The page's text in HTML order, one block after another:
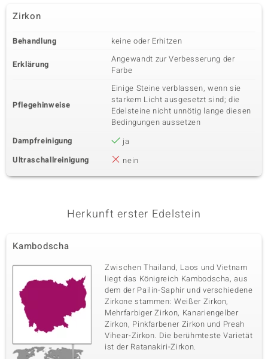
Zirkon
Behandlung keine oder Erhitzen
Erklärung
Angewandt zur Verbesserung der
Farbe
Pflegehinweise
Einige Steine verblassen, wenn sie
starkem Licht ausgesetzt sind; die
Edelsteine nicht unnötig lange diesen
Bedingungen aussetzen
Dampfreinigung
ja
Ultraschallreinigung
nein
Herkunft erster Edelstein
Kambodscha
Zwischen Thailand, Laos und Vietnam
liegt das Königreich Kambodscha, aus
dem der Pailin-Saphir und verschiedene
Zirkone stammen: Weißer Zirkon,
Mehrfarbiger Zirkon, Kanariengelber
Zirkon, Pinkfarbener Zirkon und Preah
Vihear-Zirkon. Die berühmteste Varietät
ist der Ratanakiri-Zirkon.